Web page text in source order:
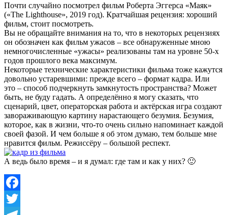
Почти случайно посмотрел фильм Роберта Эггерса «Маяк»
(«The Lighthouse», 2019 год). Кратчайшая рецензия: хороший
фильм, стоит посмотреть.
Вы не обращайте внимания на то, что в некоторых рецензиях
он обозначен как фильм ужасов – все обнаруженные мною
немногочисленные «ужасы» реализованы там на уровне 50-х
годов прошлого века максимум.
Некоторые технические характеристики фильма тоже кажутся
довольно устаревшими: прежде всего – формат кадра. Или
это – способ подчеркнуть замкнутость пространства? Может
быть, не буду гадать. А определённо я могу сказать, что
сценарий, цвет, операторская работа и актёрская игра создают
завораживающую картину нарастающего безумия. Безумия,
которое, как в жизни, что-то очень сильно напоминает каждой
своей фазой. И чем больше я об этом думаю, тем больше мне
нравится фильм. Режиссёру – большой респект.
А ведь было время – и я думал: где там и как у них? 🙂
Facebook